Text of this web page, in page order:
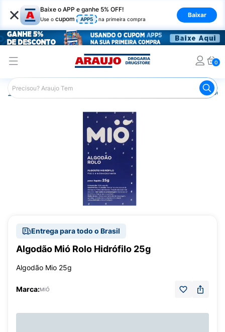
× Baixe o APP e ganhe 5% OFF!
Use o cupom APP5 na primeira compra
Baixar
0
Araujo Saúde e Bem Estar
Entrega para todo o Brasil
Algodão Mió Rolo Hidrófilo 25g
Algodão Mio 25g
Marca:MIÓ